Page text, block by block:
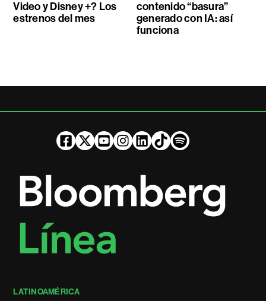
Video y Disney +? Los
estrenos del mes
contenido “basura”
generado con IA: así
funciona
LATINOAMÉRICA